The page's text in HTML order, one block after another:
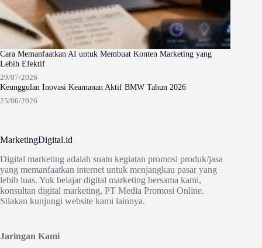
Cara Memanfaatkan AI untuk Membuat Konten Marketing yang
Lebih Efektif
29/07/2026
Keunggulan Inovasi Keamanan Aktif BMW Tahun 2026
25/06/2026
MarketingDigital.id
Digital marketing adalah suatu kegiatan promosi produk/jasa
yang memanfaatkan internet untuk menjangkau pasar yang
lebih luas. Yuk belajar digital marketing bersama kami,
konsultan digital marketing, PT Media Promosi Online.
Silakan kunjungi website kami lainnya.
Jaringan Kami